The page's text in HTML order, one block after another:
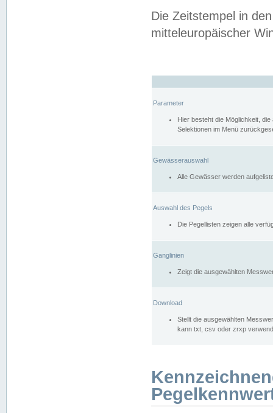
Die Zeitstempel in
mitteleuropäischer
Parameter
Hier besteht die Möglichkeit,
Selektionen im Menü
Gewässerauswahl
Alle Gewässer werden
Auswahl des Pegels
Die Pegellisten zeigen alle
Ganglinien
Zeigt die ausgewählten
Download
Stellt die ausgewählten
kann txt, csv oder zrxp